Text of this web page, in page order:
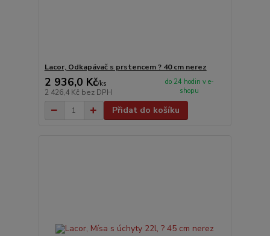
Lacor, Odkapávač s prstencem ? 40 cm nerez
2 936,0 Kč/ks
2 426,4 Kč bez DPH
do 24 hodin v e-
shopu
Přidat do košíku